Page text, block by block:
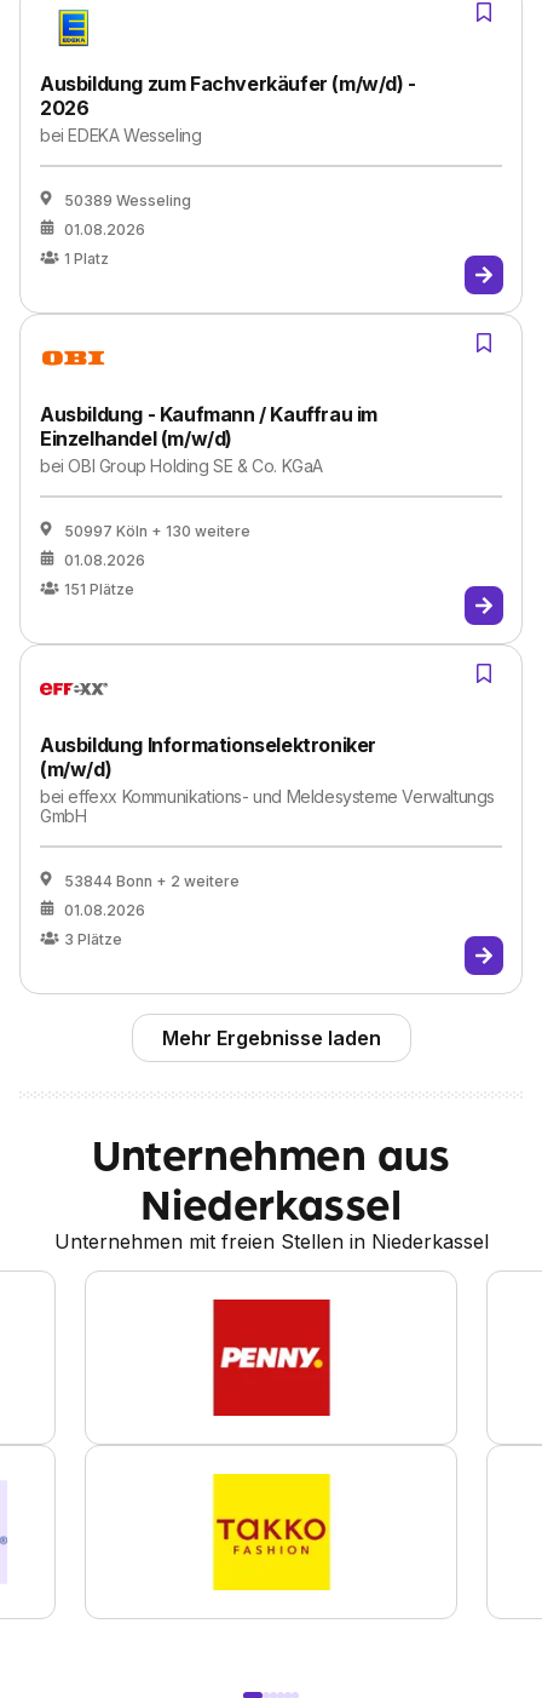
Ausbildung zum Fachverkäufer (m/w/d) -
2026
beiEDEKA Wesseling
50389 Wesseling
01.08.2026
1 Platz
Ausbildung - Kaufmann / Kauffrau im
Einzelhandel (m/w/d)
beiOBI Group Holding SE & Co. KGaA
50997 Köln + 130 weitere
01.08.2026
151 Plätze
Ausbildung Informationselektroniker
(m/w/d)
beieffexx Kommunikations- und Meldesysteme Verwaltungs
GmbH
53844 Bonn + 2 weitere
01.08.2026
3 Plätze
Mehr Ergebnisse laden
Unternehmen aus
Niederkassel
Unternehmen mit freien Stellen in Niederkassel